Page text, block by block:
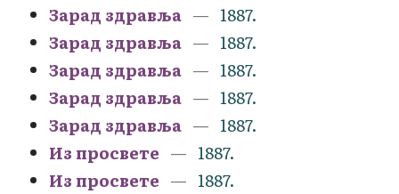
Зарад здравља
1887.
Зарад здравља
1887.
Зарад здравља
1887.
Зарад здравља
1887.
Зарад здравља
1887.
Из просвете
1887.
Из просвете
1887.